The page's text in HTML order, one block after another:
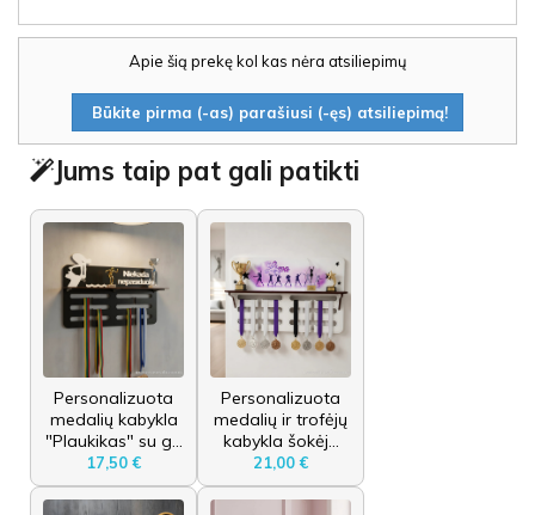
Apie šią prekę kol kas nėra atsiliepimų
Būkite pirma (-as) parašiusi (-ęs) atsiliepimą!
Jums taip pat gali patikti
Personalizuota
medalių kabykla
"Plaukikas" su g...
17,50 €
Personalizuota
medalių ir trofėjų
kabykla šokėj...
21,00 €